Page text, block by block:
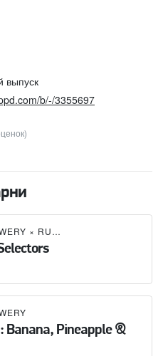
выпуск
b/-/3355697
× RUSTY PUB
Banana, Pineapple &